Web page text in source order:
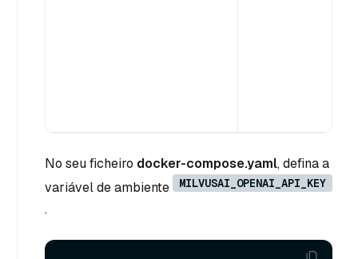
No seu ficheiro docker-compose.yaml, defina a
variável de ambiente
MILVUSAI_OPENAI_API_KEY
.